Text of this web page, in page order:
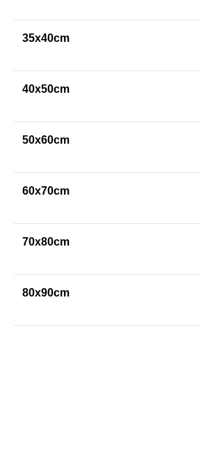
35x40cm
40x50cm
50x60cm
60x70cm
70x80cm
80x90cm